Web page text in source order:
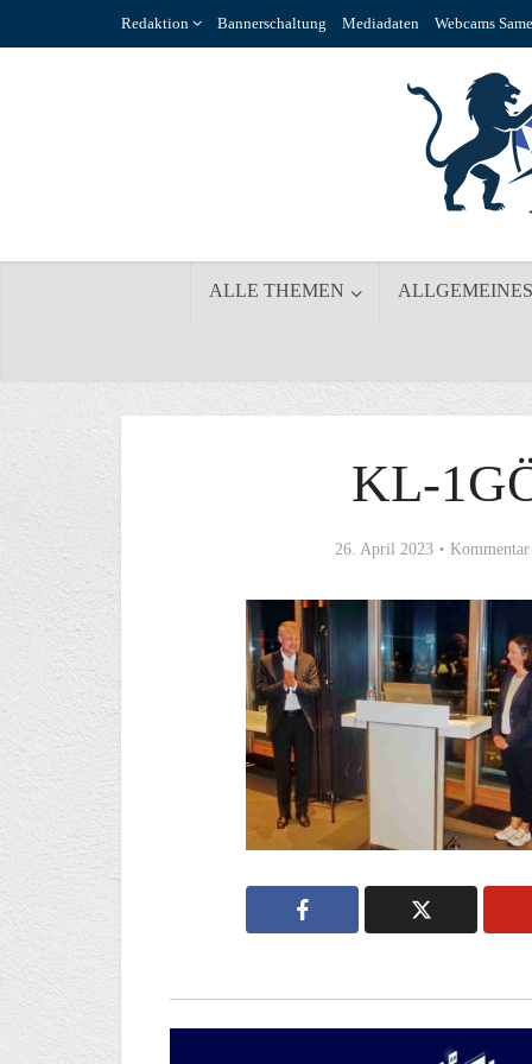
Redaktion Bannerschaltung Mediadaten Webcams
ALLE THEMEN ALLGEMEINES
KL-
26. April 2023